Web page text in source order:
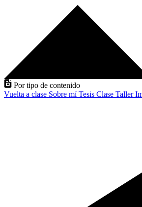
Por tipo de contenido
Vuelta a clase Sobre míTesis Clase Taller